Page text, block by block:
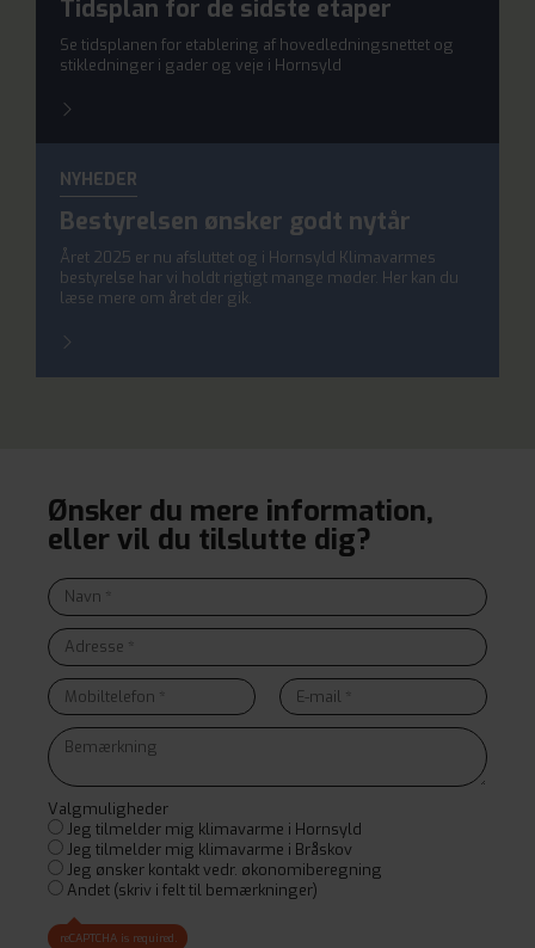
Tidsplan for de sidste etaper
Se tidsplanen for etablering af hovedledningsnettet og
stikledninger i gader og veje i Hornsyld
NYHEDER
Bestyrelsen ønsker godt nytår
Året 2025 er nu afsluttet og i Hornsyld Klimavarmes
bestyrelse har vi holdt rigtigt mange møder. Her kan du
læse mere om året der gik.
Ønsker du mere information,
eller vil du tilslutte dig?
Valgmuligheder
Jeg tilmelder mig klimavarme i Hornsyld
Jeg tilmelder mig klimavarme i Bråskov
Jeg ønsker kontakt vedr. økonomiberegning
Andet (skriv i felt til bemærkninger)
reCAPTCHA is required.